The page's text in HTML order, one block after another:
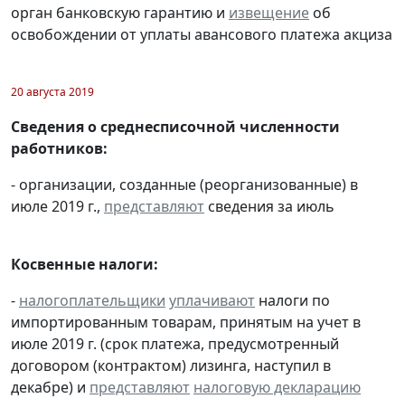
орган банковскую гарантию и извещение об
освобождении от уплаты авансового платежа акциза
20 августа 2019
Сведения о среднесписочной численности
работников:
- организации, созданные (реорганизованные) в
июле 2019 г., представляют сведения за июль
Косвенные налоги:
- налогоплательщики уплачивают налоги по
импортированным товарам, принятым на учет в
июле 2019 г. (срок платежа, предусмотренный
договором (контрактом) лизинга, наступил в
декабре) и представляют налоговую декларацию